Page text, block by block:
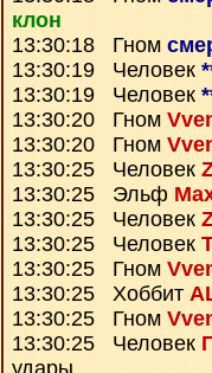
клон
13:30:18 Гном
13:30:19 Человек
13:30:19 Человек
13:30:20 Гном
13:30:20 Гном
13:30:25 Человек
13:30:25 Эльф
13:30:25 Человек
13:30:25 Человек
13:30:25 Гном
13:30:25 Хоббит
13:30:25 Гном
13:30:25 Человек
удары